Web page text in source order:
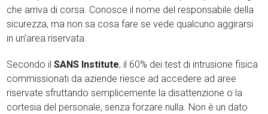
che arriva di corsa. Conosce il nome del responsabile della
sicurezza, ma non sa cosa fare se vede qualcuno aggirarsi
in un’area riservata.
Secondo ilSANS Institute, il 60% dei test di intrusione fisica
commissionati da aziende riesce ad accedere ad aree
riservate sfruttando semplicemente la disattenzione o la
cortesia del personale, senza forzare nulla. Non è un dato